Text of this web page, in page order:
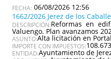
06/08/2026 12:56
1662/2026 Jerez de los
DESCRIPCIÓN:Reformas en
Valuengo. Plan avanzamos
ASUNTO:Alta licitación en Portal
IMPORTE CON IMPUESTOS:
ENTIDAD:Ayuntamiento de